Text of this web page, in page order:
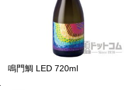
鳴門鯛 LED 720ml